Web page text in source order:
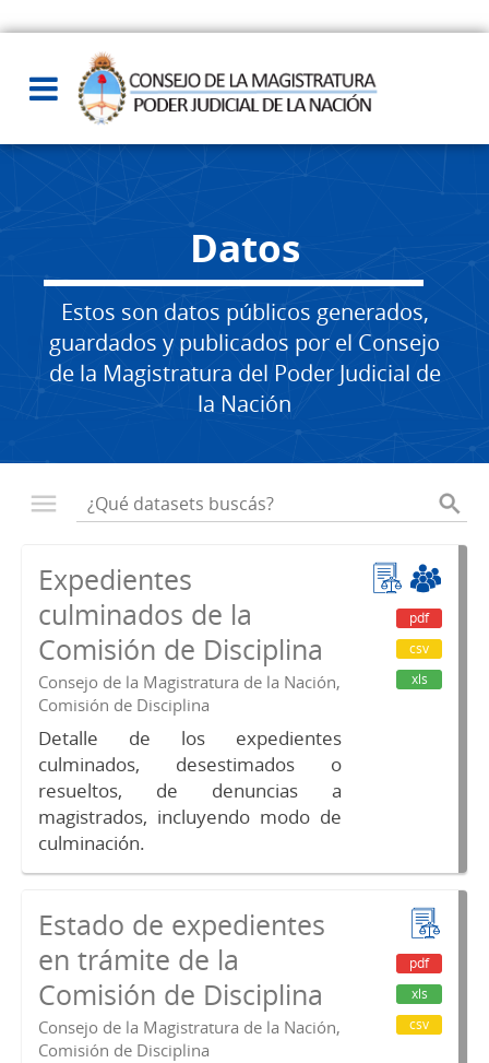
Datos
Estos son datos públicos generados,
guardados y publicados por el Consejo
de la Magistratura del Poder Judicial de
la Nación
Expedientes
culminados de la
Comisión de Disciplina
Consejo de la Magistratura de la Nación,
Comisión de Disciplina
Detalle de los expedientes
culminados, desestimados o
resueltos, de denuncias a
magistrados, incluyendo modo de
culminación.
pdf
csv
xls
Estado de expedientes
en trámite de la
Comisión de Disciplina
Consejo de la Magistratura de la Nación,
Comisión de Disciplina
pdf
xls
csv